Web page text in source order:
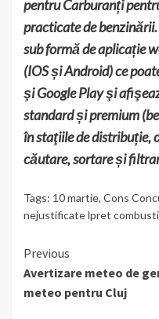
pentru Carburanți
practicate de
sub formă de aplicație
(IOS și Android) ce
şi Google Play şi
standard și premium
în staţiile de distribuție,
căutare, sortare și
Tags: 10 martie, Cons
nejustificate lpret
Continue
Reading
Previous
Avertizare meteo de
meteo pentru Cluj